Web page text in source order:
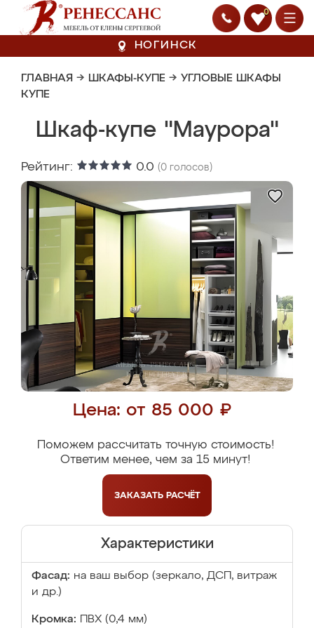
0
НОГИНСК
ГЛАВНАЯ → ШКАФЫ-КУПЕ → УГЛОВЫЕ ШКАФЫ
КУПЕ
Шкаф-купе "Маурора"
Рейтинг: 0.0 (0 голосов)
Цена: от 85 000 ₽
Поможем рассчитать точную стоимость!
Ответим менее, чем за 15 минут!
ЗАКАЗАТЬ РАСЧЁТ
Характеристики
Фасад: на ваш выбор (зеркало, ДСП, витраж
и др.)
Кромка: ПВХ (0,4 мм)